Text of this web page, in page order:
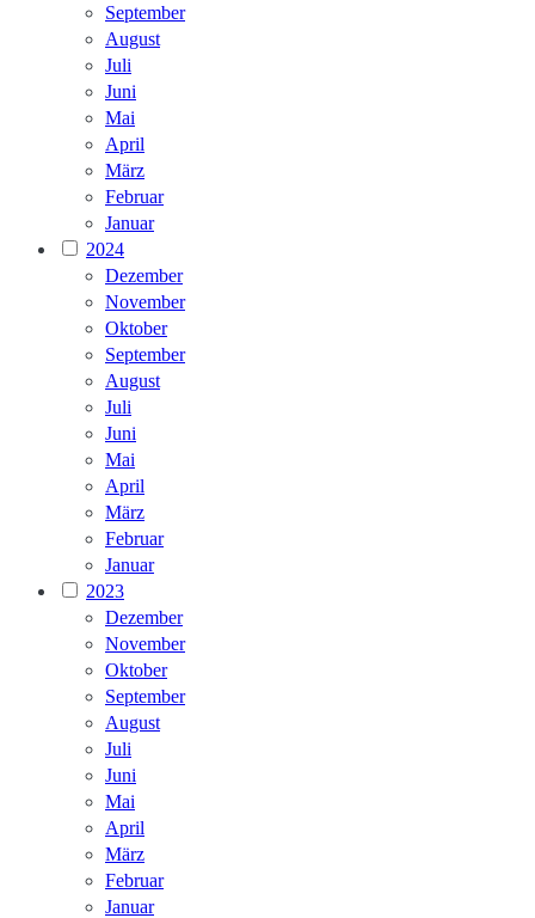
September
August
Juli
Juni
Mai
April
März
Februar
Januar
2024
Dezember
November
Oktober
September
August
Juli
Juni
Mai
April
März
Februar
Januar
2023
Dezember
November
Oktober
September
August
Juli
Juni
Mai
April
März
Februar
Januar